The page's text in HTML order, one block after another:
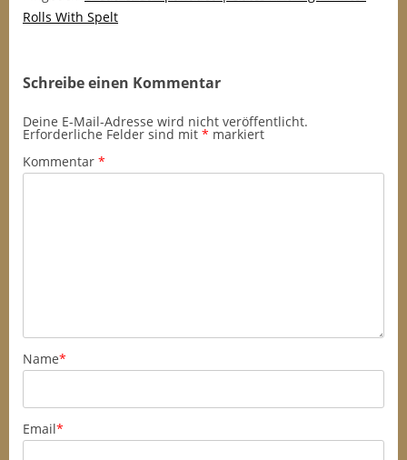
Rolls With Spelt
Schreibe einen Kommentar
Deine E-Mail-Adresse wird nicht veröffentlicht.
Erforderliche Felder sind mit * markiert
Kommentar *
Name*
Email*